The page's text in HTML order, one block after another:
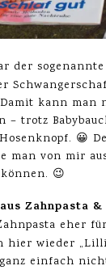
der sogenannte
kann man
– trotz
😀
man von mir
können. 😉
Zahnpasta
eher
hier wieder
einfach